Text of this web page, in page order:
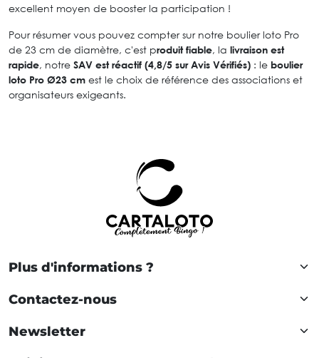
excellent moyen de booster la participation !
Pour résumer vous pouvez compter sur notre boulier loto Pro
de 23 cm de diamètre, c'est produit fiable, la livraison est
rapide, notre SAV est réactif (4,8/5 sur Avis Vérifiés) : le boulier
loto Pro Ø23 cm est le choix de référence des associations et
organisateurs exigeants.
Plus d'informations ?
Contactez-nous
Newsletter